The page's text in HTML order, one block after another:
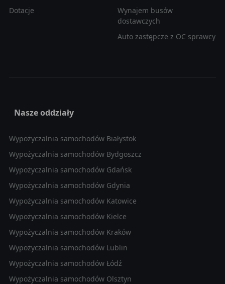
Dotacje
Wynajem busów
dostawczych
Auto zastępcze z OC sprawcy
Nasze oddziały
Wypożyczalnia samochodów Białystok
Wypożyczalnia samochodów Bydgoszcz
Wypożyczalnia samochodów Gdańsk
Wypożyczalnia samochodów Gdynia
Wypożyczalnia samochodów Katowice
Wypożyczalnia samochodów Kielce
Wypożyczalnia samochodów Kraków
Wypożyczalnia samochodów Lublin
Wypożyczalnia samochodów Łódź
Wypożyczalnia samochodów Olsztyn